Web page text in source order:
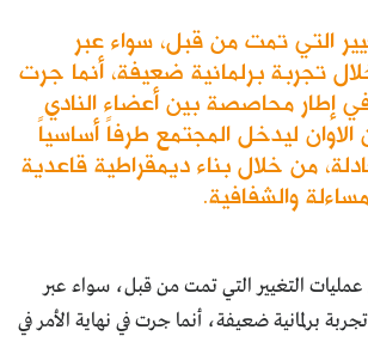
التي تمت من قبل، سواء عبر
تجربة برلمانية ضعيفة، أنما جرت
إطار محاصصة بين أعضاء النادي
الاوان ليدخل المجتمع طرفاً أساسياً
من خلال بناء ديمقراطية قاعدية
والشفافية.
التغيير التي تمت من قبل، سواء عبر
برلمانية ضعيفة، أنما جرت في نهاية الأمر في